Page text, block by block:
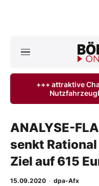
ktuelle
Finanz-Check
+++ attraktive
ANALYSE-
senkt
Ziel auf 615
15.09.2020 · dpa-Afx